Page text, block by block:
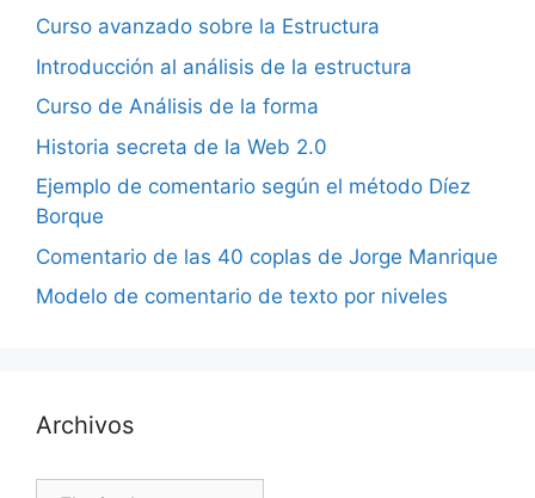
Curso avanzado sobre la Estructura
Introducción al análisis de la estructura
Curso de Análisis de la forma
Historia secreta de la Web 2.0
Ejemplo de comentario según el método Díez
Borque
Comentario de las 40 coplas de Jorge Manrique
Modelo de comentario de texto por niveles
Archivos
Archivos